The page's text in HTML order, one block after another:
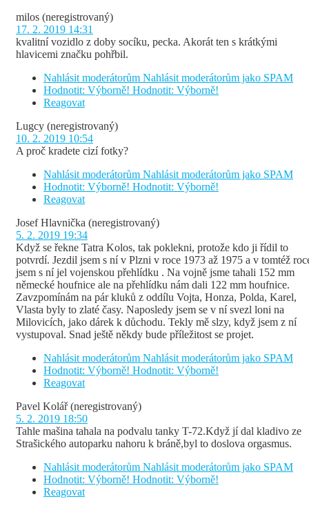
milos (neregistrovaný)
17. 2. 2019 14:31
kvalitní vozidlo z doby socíku, pecka. Akorát ten s krátkými
hlavicemi značku pohřbil.
Nahlásit moderátorům Nahlásit moderátorům jako SPAM
Hodnotit: Výborně! Hodnotit: Výborně!
Reagovat
Lugcy (neregistrovaný)
10. 2. 2019 10:54
A proč kradete cizí fotky?
Nahlásit moderátorům Nahlásit moderátorům jako SPAM
Hodnotit: Výborně! Hodnotit: Výborně!
Reagovat
Josef Hlavnička (neregistrovaný)
5. 2. 2019 19:34
Když se řekne Tatra Kolos, tak poklekni, protože kdo ji řídil to
potvrdí. Jezdil jsem s ní v Plzni v roce 1973 až 1975 a v tomtéž
jsem s ní jel vojenskou přehlídku . Na vojně jsme tahali 152 mm
německé houfnice ale na přehlídku nám dali 122 mm houfnice.
Zavzpomínám na pár kluků z oddílu Vojta, Honza, Polda, Karel,
Vlasta byly to zlaté časy. Naposledy jsem se v ní svezl loni na
Milovicích, jako dárek k důchodu. Tekly mě slzy, když jsem z ní
vystupoval. Snad ještě někdy bude příležitost se projet.
Nahlásit moderátorům Nahlásit moderátorům jako SPAM
Hodnotit: Výborně! Hodnotit: Výborně!
Reagovat
Pavel Kolář (neregistrovaný)
5. 2. 2019 18:50
Tahle mašina tahala na podvalu tanky T-72.Když jí dal kladivo ze
Strašického autoparku nahoru k bráně,byl to doslova orgasmus.
Nahlásit moderátorům Nahlásit moderátorům jako SPAM
Hodnotit: Výborně! Hodnotit: Výborně!
Reagovat